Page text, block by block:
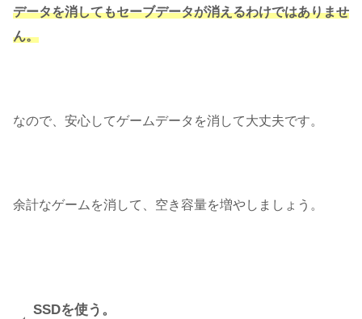
データを消してもセーブデータが消えるわけではありませ
ん。
なので、安心してゲームデータを消して大丈夫です。
余計なゲームを消して、空き容量を増やしましょう。
SSDを使う。